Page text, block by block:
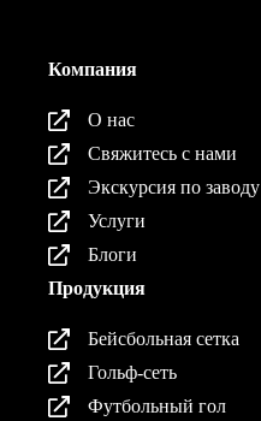
Компания
О нас
Свяжитесь с нами
Экскурсия по заводу
Услуги
Блоги
Продукция
Бейсбольная сетка
Гольф-сеть
Футбольный гол